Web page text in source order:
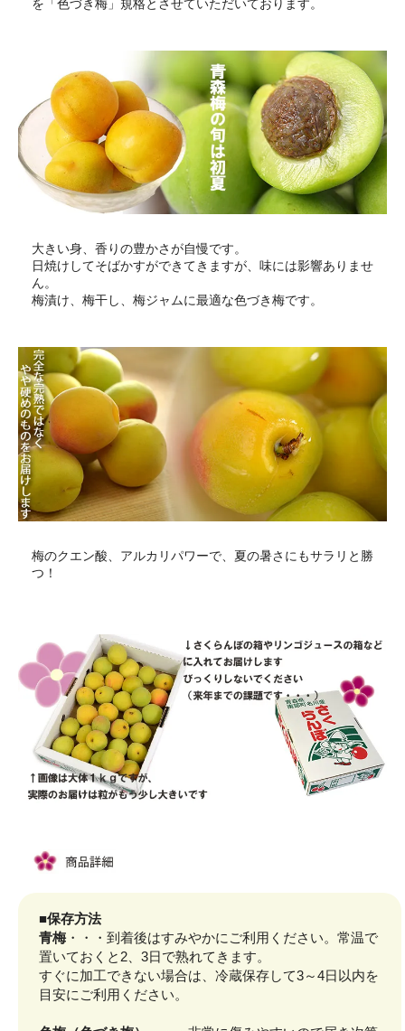
を「色づき梅」規格とさせていただいております。
大きい身、香りの豊かさが自慢です。
日焼けしてそばかすができてきますが、味には影響ありませ
ん。
梅漬け、梅干し、梅ジャムに最適な色づき梅です。
梅のクエン酸、アルカリパワーで、夏の暑さにもサラリと勝
つ！
■保存方法
青梅・・・到着後はすみやかにご利用ください。常温で
置いておくと2、3日で熟れてきます。
すぐに加工できない場合は、冷蔵保存して3～4日以内を
目安にご利用ください。